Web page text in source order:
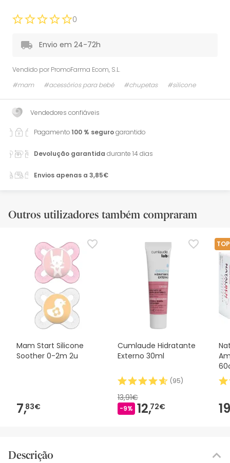
0
Envio em 24-72h
Vendido por PromoFarma Ecom, S.L.
#mam
#acessórios para bebé #chupetas #silicone
Vendedores confiáveis
Pagamento100 % segurogarantido
Devolução garantida durante 14 dias
Envios apenas a 3,85€
Outros utilizadores também compraram
Mam Start Silicone
Soother 0-2m 2u
7,83€
Cumlaude Hidratante
Externo 30ml
(95)
13,91€
-9% 12,72€
Descrição